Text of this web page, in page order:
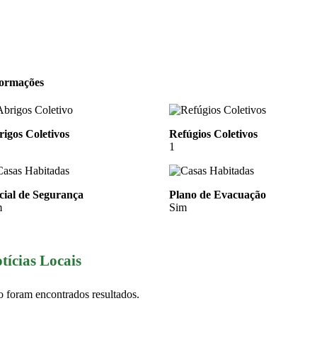
Coletivos
Refúgios Coletivos
1
de Segurança
Plano de Evacuação
Sim
Locais
foram encontrados resultados.